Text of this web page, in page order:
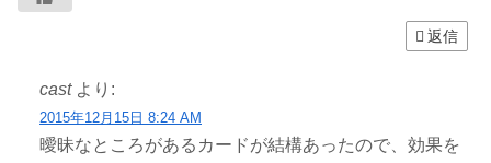
返信
cast より:
2015年12月15日 8:24 AM
曖昧なところがあるカードが結構あったので、効果を